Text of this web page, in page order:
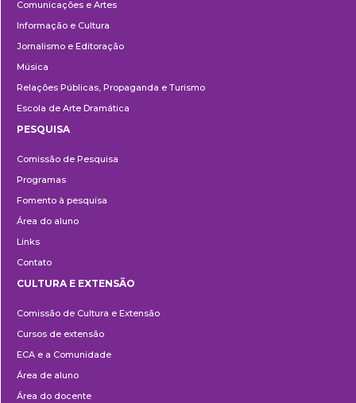
Comunicações e Artes
Informação e Cultura
Jornalismo e Editoração
Música
Relações Públicas, Propaganda e Turismo
Escola de Arte Dramática
PESQUISA
Comissão de Pesquisa
Programas
Fomento à pesquisa
Área do aluno
Links
Contato
e
Extensão
CULTURA E EXTENSÃO
Comissão de Cultura e Extensão
Cursos de extensão
ECA e a Comunidade
Área de aluno
Área do docente